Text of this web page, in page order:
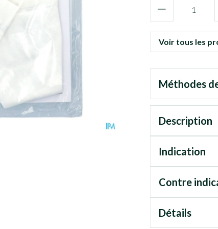
Voir tous les
Méthodes
Description
Indication
Contre
Détails